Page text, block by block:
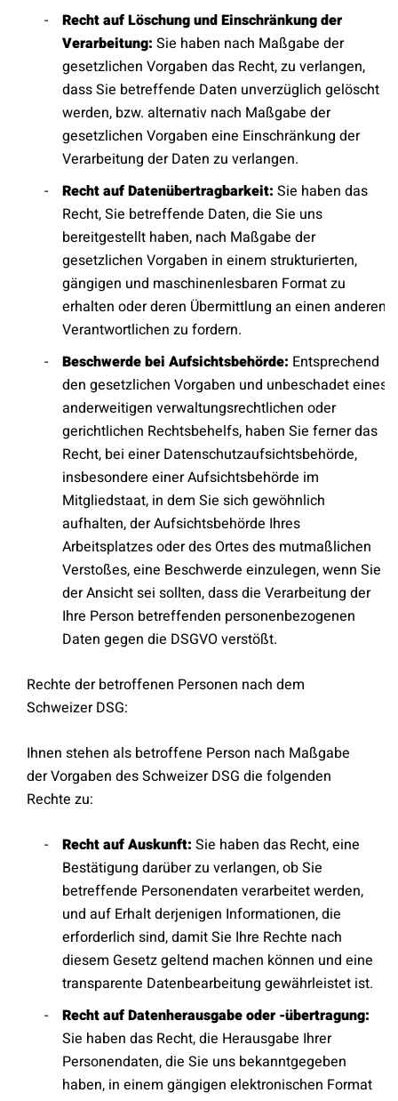
Recht auf Löschung und Einschränkung der
Verarbeitung: Sie haben nach Maßgabe der
gesetzlichen Vorgaben das Recht, zu verlangen,
dass Sie betreffende Daten unverzüglich gelöscht
werden, bzw. alternativ nach Maßgabe der
gesetzlichen Vorgaben eine Einschränkung der
Verarbeitung der Daten zu verlangen.
Recht auf Datenübertragbarkeit: Sie haben das
Recht, Sie betreffende Daten, die Sie uns
bereitgestellt haben, nach Maßgabe der
gesetzlichen Vorgaben in einem strukturierten,
gängigen und maschinenlesbaren Format zu
erhalten oder deren Übermittlung an einen anderen
Verantwortlichen zu fordern.
Beschwerde bei Aufsichtsbehörde: Entsprechend
den gesetzlichen Vorgaben und unbeschadet eines
anderweitigen verwaltungsrechtlichen oder
gerichtlichen Rechtsbehelfs, haben Sie ferner das
Recht, bei einer Datenschutzaufsichtsbehörde,
insbesondere einer Aufsichtsbehörde im
Mitgliedstaat, in dem Sie sich gewöhnlich
aufhalten, der Aufsichtsbehörde Ihres
Arbeitsplatzes oder des Ortes des mutmaßlichen
Verstoßes, eine Beschwerde einzulegen, wenn Sie
der Ansicht sei sollten, dass die Verarbeitung der
Ihre Person betreffenden personenbezogenen
Daten gegen die DSGVO verstößt.
Rechte der betroffenen Personen nach dem
Schweizer DSG:
Ihnen stehen als betroffene Person nach Maßgabe
der Vorgaben des Schweizer DSG die folgenden
Rechte zu:
Recht auf Auskunft: Sie haben das Recht, eine
Bestätigung darüber zu verlangen, ob Sie
betreffende Personendaten verarbeitet werden,
und auf Erhalt derjenigen Informationen, die
erforderlich sind, damit Sie Ihre Rechte nach
diesem Gesetz geltend machen können und eine
transparente Datenbearbeitung gewährleistet ist.
Recht auf Datenherausgabe oder -übertragung:
Sie haben das Recht, die Herausgabe Ihrer
Personendaten, die Sie uns bekanntgegeben
haben, in einem gängigen elektronischen Format